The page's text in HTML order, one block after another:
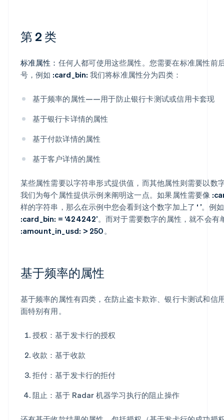
第 2 类
标准属性： 任何人都可使用这些属性。您需要在标准属性前
号，例如 :card_bin: 我们将标准属性分为四类：
基于频率的属性——用于防止银行卡测试或信用卡套现
基于银行卡详情的属性
基于付款详情的属性
基于客户详情的属性
某些属性需要以字符串形式提供值，而其他属性则需要以数
我们为每个属性提供示例来阐明这一点。如果属性需要像
样的字符串，那么在示例中您会看到这个数字加上了 ‘ ’。例如
:card_bin: = ‘424242’。而对于需要数字的属性，就不会有
:amount_in_usd: > 250 。
基于频率的属性
基于频率的属性有四类，在防止盗卡欺诈、银行卡测试和信
面特别有用。
授权：基于发卡行的授权
收款：基于收款
拒付：基于发卡行的拒付
阻止：基于 Radar 机器学习执行的阻止操作